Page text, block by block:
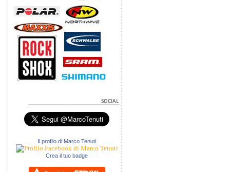
Il profilo di Marco Tenuti
Crea il tuo badge